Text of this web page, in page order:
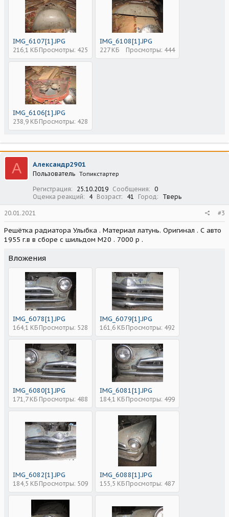
IMG_6107[1].JPG
216,1 КБ Просмотры: 425
IMG_6108[1].JPG
227 КБ Просмотры: 444
IMG_6106[1].JPG
238,9 КБ Просмотры: 428
А Александр2901
Пользователь Топикстартер
Регистрация 25.10.2019 Сообщения
0
Оценка реакций
4 Возраст 41 Город Тверь
20.01.2021 #3
Решётка радиатора Улыбка . Материал латунь. Оригинал . С авто
1955 г.в в сборе с шильдом М20 . 7000 р .
Вложения
IMG_6078[1].JPG
164,1 КБ Просмотры: 528
IMG_6079[1].JPG
161,6 КБ Просмотры: 492
IMG_6080[1].JPG
171,7 КБ Просмотры: 488
IMG_6081[1].JPG
184,1 КБ Просмотры: 499
IMG_6082[1].JPG
184,5 КБ Просмотры: 509
IMG_6088[1].JPG
155,5 КБ Просмотры: 487